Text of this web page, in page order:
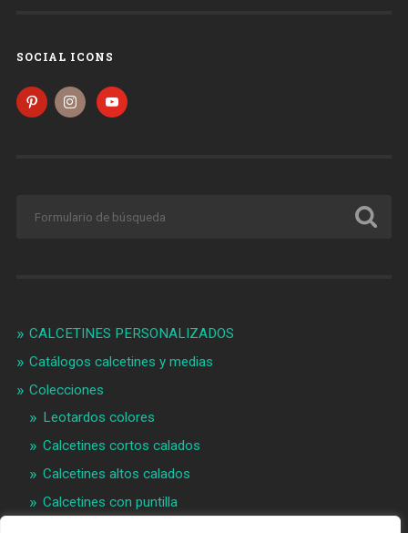
SOCIAL ICONS
CALCETINES PERSONALIZADOS
Catálogos calcetines y medias
Colecciones
Leotardos colores
Calcetines cortos calados
Calcetines altos calados
Calcetines con puntilla